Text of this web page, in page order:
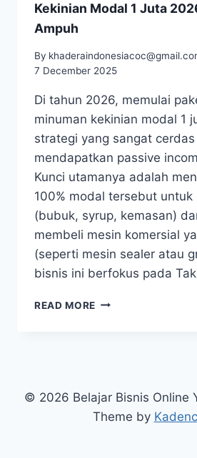
Kekinian Modal 1 Juta
Ampuh
By
7 December 2025
Di tahun 2026, memulai
minuman kekinian modal 1
strategi yang sangat
mendapatkan passive
Kunci utamanya adalah
100% modal tersebut untuk
(bubuk, syrup, kemasan)
membeli mesin komersial
(seperti mesin sealer atau
bisnis ini berfokus pada
READ MORE 7
KEKINIAN
MODAL
1
© 2026 Belajar Bisnis Online
Theme by